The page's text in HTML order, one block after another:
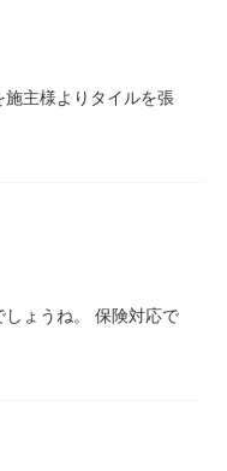
主様よりタイルを張
ょうね。 保険対応で